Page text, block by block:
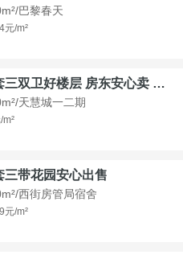
巴黎春天
元/m²
天慧城优质套三双卫好楼层 房东安心卖 价格好谈
天慧城一二期
三带花园安心出售
西街房管局宿舍
元/m²